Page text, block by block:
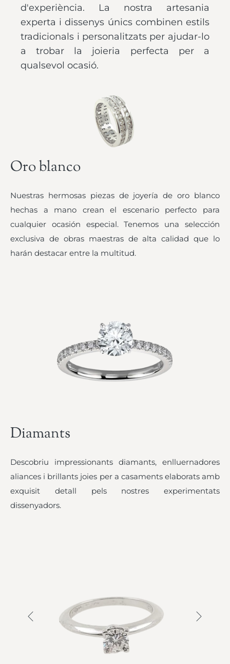
d'experiència. La nostra artesania
experta i dissenys únics combinen estils
tradicionals i personalitzats per ajudar-lo
a trobar la joieria perfecta per a
qualsevol ocasió.
Oro blanco
Nuestras hermosas piezas de joyería de oro blanco
hechas a mano crean el escenario perfecto para
cualquier ocasión especial. Tenemos una selección
exclusiva de obras maestras de alta calidad que lo
harán destacar entre la multitud.
Diamants
Descobriu impressionants diamants, enlluernadores
aliances i brillants joies per a casaments elaborats amb
exquisit detall pels nostres experimentats
dissenyadors.